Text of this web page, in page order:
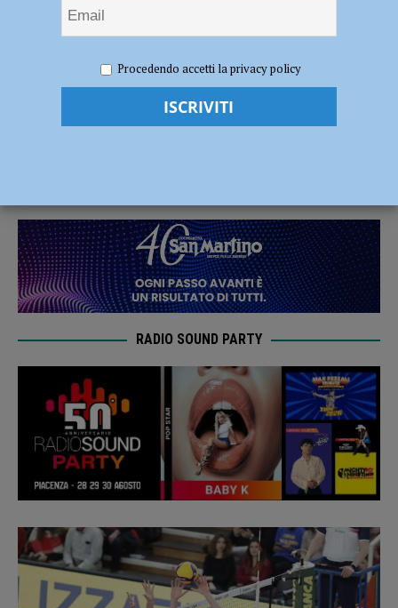
Piacenza, Michele Baranowicz veste biancorosso
Gas Sales Bluenergy Piacenza, Michele
RADIO SOUND PARTY
Procedendo accetti la privacy policy